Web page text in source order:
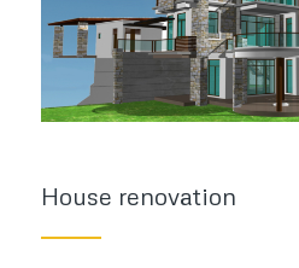
House renovation